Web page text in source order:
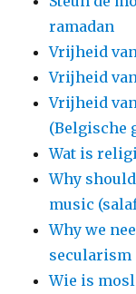
ramadan
Vrijheid
Vrijheid
Vrijheid
(Belgische
Wat is
Why
music
Why we
secularism
Wie is